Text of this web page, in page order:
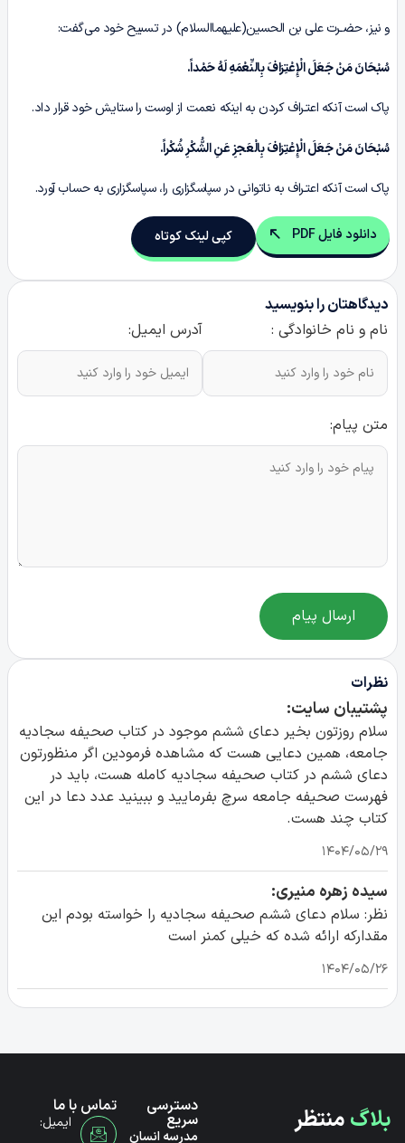
و نیز، حضـرت علی بن الحسین(علیهماالسلام) در تسبیح خود می‌گفت:
سُبْحَانَ مَنْ جَعَلَ الْإِعْتِرَافَ بِالنِّعْمَهِ لَهُ حَمْداً.
پاک است آنکه اعتـراف کردن به اینکه نعمت از اوست را ستایش خود قرار داد.
سُبْحَانَ مَنْ جَعَلَ الْإِعْتِرَافَ بِالْعَجزِ عَنِ الشُّکْرِ شُکْراً.
پاک است آنکه اعتـراف به ناتوانی در سپاسگزاری را، سپاسگزاری به حساب آورد.
دانلود فایل PDF کپی لینک کوتاه
دیدگاهتان را بنویسید
نام و نام خانوادگی :
آدرس ایمیل:
متن پیام:
ارسال پیام
نظرات
پشتیبان سایت:
سلام روزتون بخیر دعای ششم موجود در کتاب صحیفه سجادیه
جامعه، همین دعایی هست که مشاهده فرمودین اگر منظورتون
دعای ششم در کتاب صحیفه سجادیه کامله هست، باید در
فهرست صحیفه جامعه سرچ بفرمایید و ببینید عدد دعا در این
کتاب چند هست.
۱۴۰۴/۰۵/۲۹
سیده زهره منیری:
نظر: سلام دعای ششم صحیفه سجادیه را خواسته بودم این
مقدارکه ارائه شده که خیلی کمنر است
۱۴۰۴/۰۵/۲۶
بلاگمنتظر دسترسی
سریع
مدرسه انسان
تماس با ما
ایمیل: